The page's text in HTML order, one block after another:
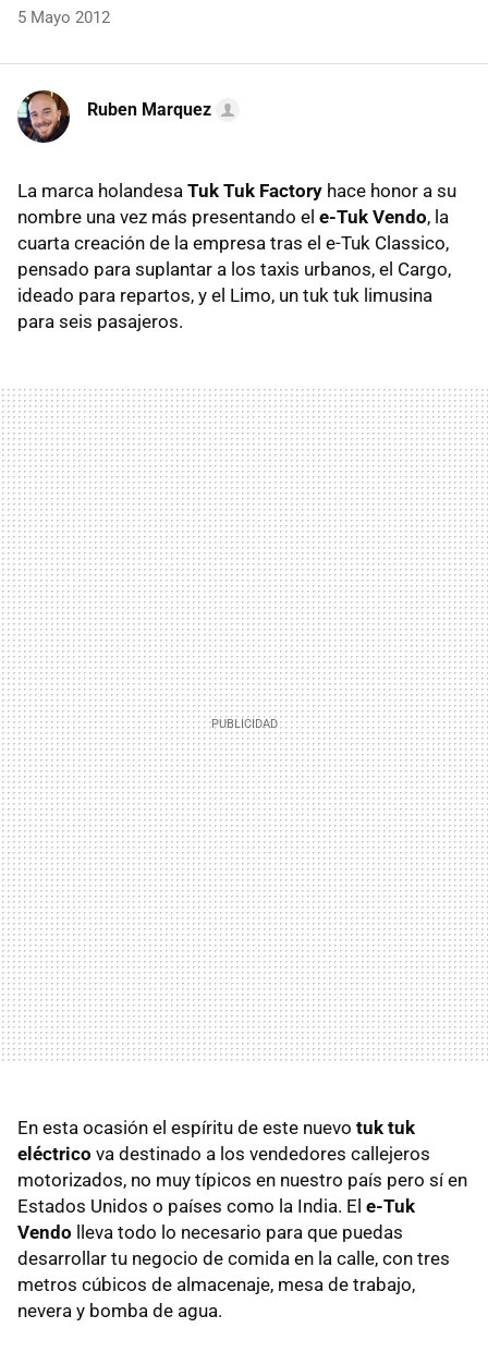
5 Mayo 2012
Ruben Marquez
La marca holandesa Tuk Tuk Factory hace honor a su
nombre una vez más presentando el e-Tuk Vendo, la
cuarta creación de la empresa tras el e-Tuk Classico,
pensado para suplantar a los taxis urbanos, el Cargo,
ideado para repartos, y el Limo, un tuk tuk limusina
para seis pasajeros.
En esta ocasión el espíritu de este nuevo tuk tuk
eléctrico va destinado a los vendedores callejeros
motorizados, no muy típicos en nuestro país pero sí en
Estados Unidos o países como la India. El e-Tuk
Vendo lleva todo lo necesario para que puedas
desarrollar tu negocio de comida en la calle, con tres
metros cúbicos de almacenaje, mesa de trabajo,
nevera y bomba de agua.